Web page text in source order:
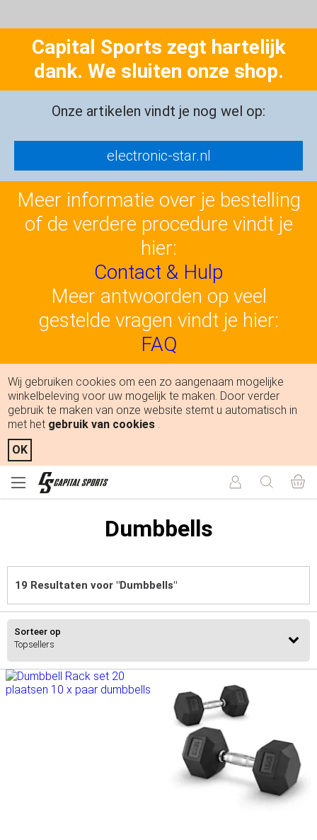
Capital Sports zegt hartelijk
dank. We sluiten onze shop.
Onze artikelen vindt je nog wel op:
electronic-star.nl
Meer informatie over je bestelling
of de verdere procedure vindt je
hier:
Contact & Hulp
Meer antwoorden op veel
gestelde vragen vindt je hier:
FAQ
Wij gebruiken cookies om een zo aangenaam mogelijke
winkelbeleving voor uw mogelijk te maken. Door verder
gebruik te maken van onze website stemt u automatisch in
met het gebruik van cookies .
OK
Dumbbells
19 Resultaten voor "Dumbbells"
Sorteer op